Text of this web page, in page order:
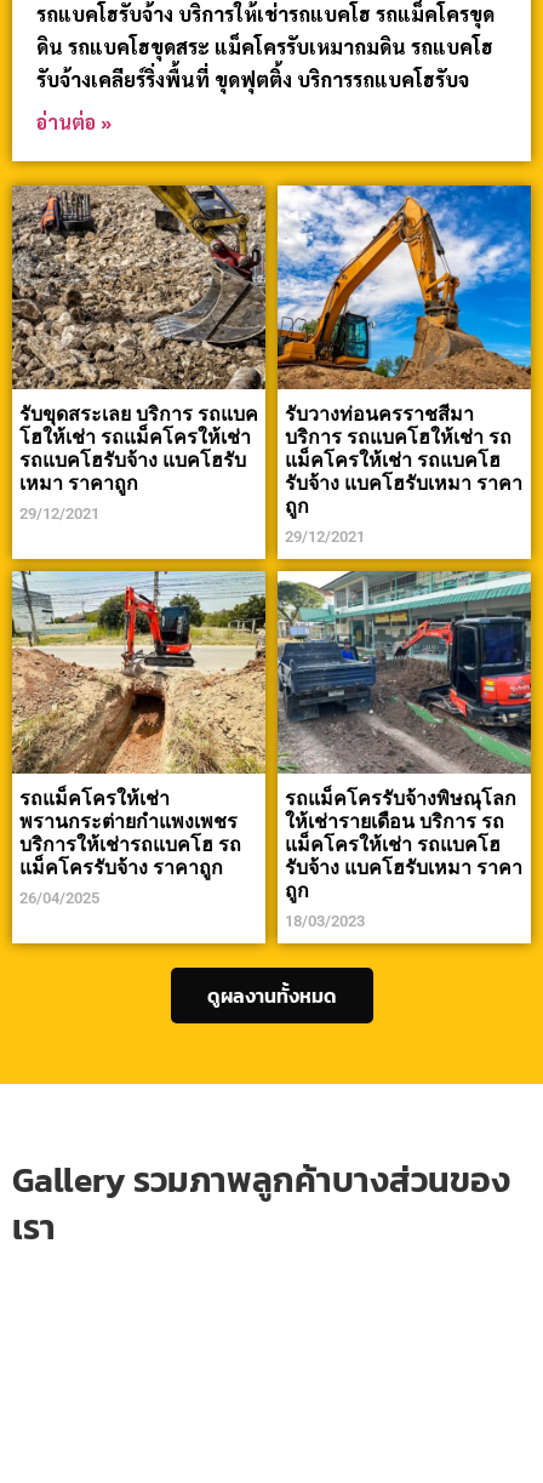
รถแบคโฮรับจ้าง บริการให้เช่ารถแบคโฮ รถแม็คโครขุด
ดิน รถแบคโฮขุดสระ แม็คโครรับเหมาถมดิน รถแบคโฮ
รับจ้างเคลียร์ริ่งพื้นที่ ขุดฟุตติ้ง บริการรถแบคโฮรับจ
อ่านต่อ »
รับขุดสระเลย บริการ รถแบค
โฮให้เช่า รถแม็คโครให้เช่า
รถแบคโฮรับจ้าง แบคโฮรับ
เหมา ราคาถูก
29/12/2021
รับวางท่อนครราชสีมา
บริการ รถแบคโฮให้เช่า รถ
แม็คโครให้เช่า รถแบคโฮ
รับจ้าง แบคโฮรับเหมา ราคา
ถูก
29/12/2021
รถแม็คโครให้เช่า
พรานกระต่ายกำแพงเพชร
บริการให้เช่ารถแบคโฮ รถ
แม็คโครรับจ้าง ราคาถูก
26/04/2025
รถแม็คโครรับจ้างพิษณุโลก
ให้เช่ารายเดือน บริการ รถ
แม็คโครให้เช่า รถแบคโฮ
รับจ้าง แบคโฮรับเหมา ราคา
ถูก
18/03/2023
ดูผลงานทั้งหมด
Gallery รวมภาพลูกค้าบางส่วนของ
เรา